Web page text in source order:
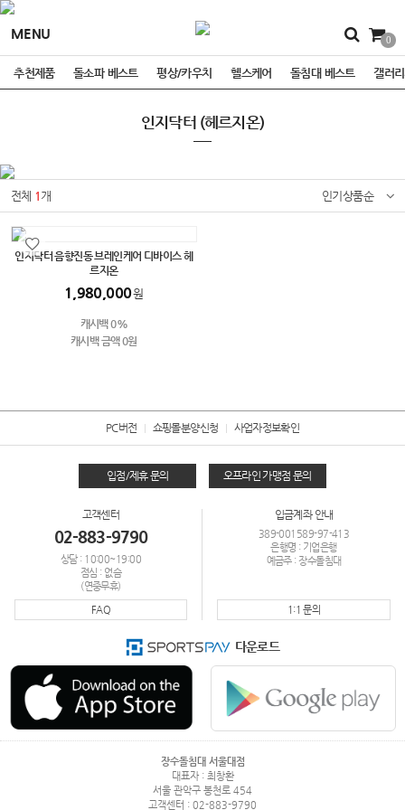
MENU 0
추천제품 돌소파 베스트 평상/카우치 헬스케어 돌침대 베스트 갤러
인지닥터 (헤르지온)
전체 1 개 인기상품순
인지닥터 음향진동 브레인케어 디바이스 헤
르지온
1,980,000원
캐시백 0%
캐시백 금액 0원
PC버전 쇼핑몰분양신청 사업자정보확인
입점/제휴 문의 오프라인 가맹점 문의
고객센터
02-883-9790
상담 : 10:00~19:00
점심 : 없슴
(연중무휴)
FAQ
입금계좌 안내
389-001589-97-413
은행명 : 기업은행
예금주 : 장수돌침대
1:1 문의
다운로드
장수돌침대 서울대점
대표자 : 최창환
서울 관악구 봉천로 454
고객센터 : 02-883-9790